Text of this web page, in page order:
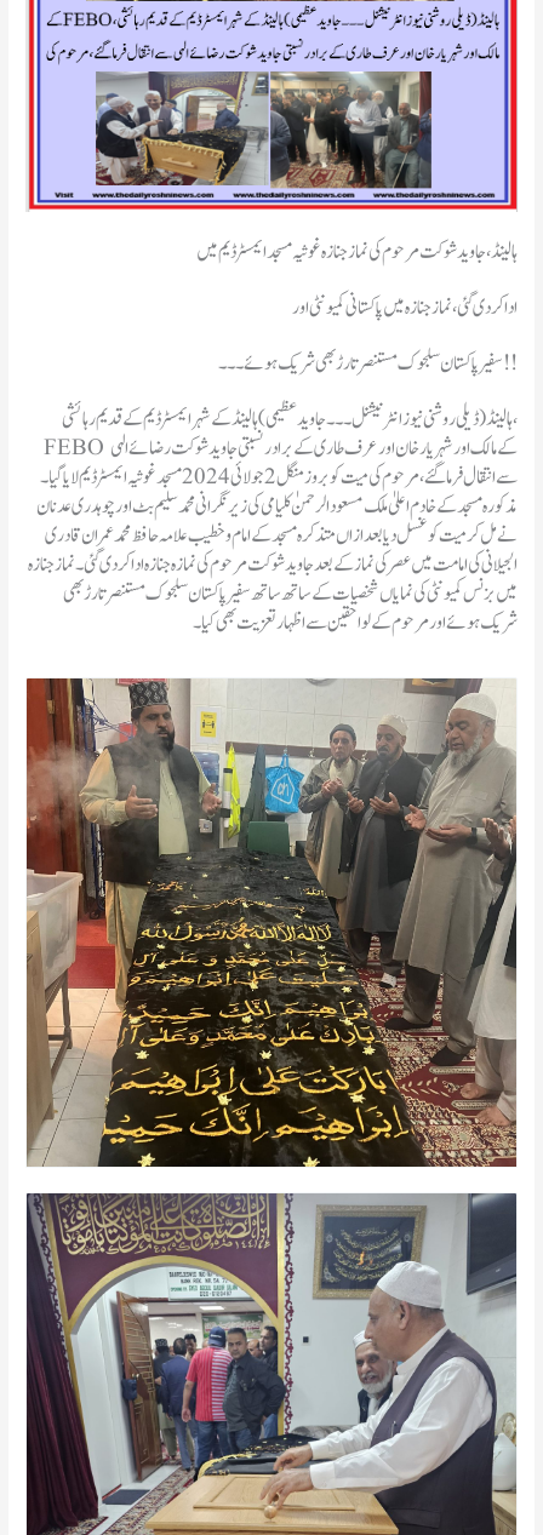
ہالینڈ ، جاوید شوکت مرحوم کی نماز جنازہ غوثیہ مسجد ایمسٹرڈیم میں
ادا کردی گئی، نماز جنازہ میں پاکستانی کمیونٹی اور
سفیر پاکستان سلجوک مستنصر تارڑ بھی شریک ہوئے ۔۔۔!!
ہالینڈ(ڈیلی روشنی نیوز انٹرنیشنل۔۔ ۔جاوید عظیمی ) ہالینڈ کے شہر ایمسٹر ڈیم کے قدیم رہائشی،
FEBO کے مالک اور شہر یار خان اورعرف طاری کے برادر نسبتی جاوید شوکت رضائے الہی
سے انتقال فرما گئے،مرحوم کی میت کو بروز منگل 2 جولائی 2024 مسجد غوثیہ ایمسٹر ڈیم لایا گیا ۔
مذکورہ مسجد کے خادم اعلیٰ ملک مسعود الرحمن ٰکلیامی کی زیر نگرانی محمد سلیم بٹ اور چوہدری عدنان
نے مل کر میت کو غسل دیا بعد ازاں متذکرہ مسجدکے امام و خطیب علامہ حافظ محمد عمران قادری
الجیلانی کی امامت میں عصر کی نماز کے بعد جاوید شوکت مرحوم کی نمازہ جنازہ ادا کر دی گئی ۔ نماز جنازہ
میں بزنس کمیونٹی کی نمایاں شخصیات کے ساتھ ساتھ سفیر پاکستان سلجوک مستنصر تار ڑبھی
شریک ہوئے اور مرحوم کے لواحقین سے اظہار تعزیت بھی کیا۔